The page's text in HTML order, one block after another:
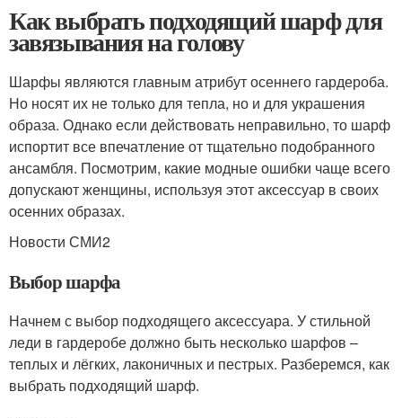
Как выбрать подходящий шарф для
завязывания на голову
Шарфы являются главным атрибут осеннего гардероба.
Но носят их не только для тепла, но и для украшения
образа. Однако если действовать неправильно, то шарф
испортит все впечатление от тщательно подобранного
ансамбля. Посмотрим, какие модные ошибки чаще всего
допускают женщины, используя этот аксессуар в своих
осенних образах.
Новости СМИ2
Выбор шарфа
Начнем с выбор подходящего аксессуара. У стильной
леди в гардеробе должно быть несколько шарфов –
теплых и лёгких, лаконичных и пестрых. Разберемся, как
выбрать подходящий шарф.